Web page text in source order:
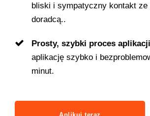
bliski i sympatyczny kontakt ze
doradcą..
Prosty, szybki proces
aplikację szybko i
minut.